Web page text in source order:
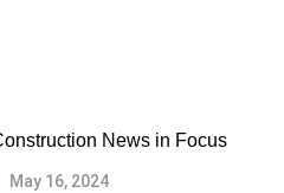
News in Focus
May 16, 2024